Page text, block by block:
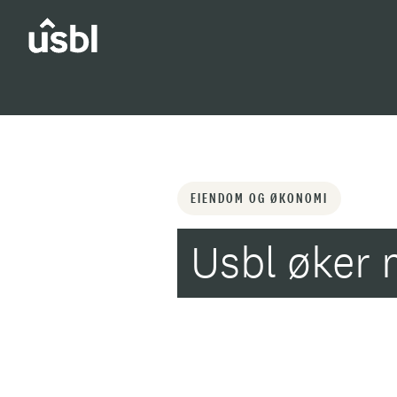
EIENDOM OG ØKONOMI
Usbl øker